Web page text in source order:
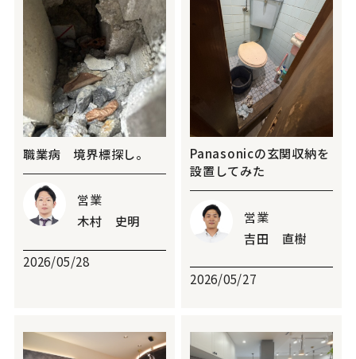
職業病 境界標探し。
営業
木村 史明
2026/05/28
Panasonicの玄関収納を
設置してみた
営業
吉田 直樹
2026/05/27